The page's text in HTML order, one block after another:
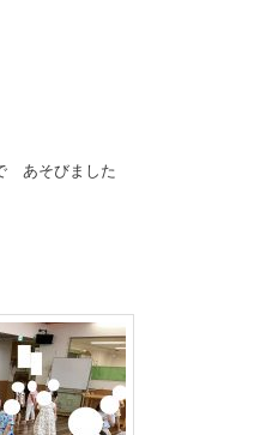
あそびました